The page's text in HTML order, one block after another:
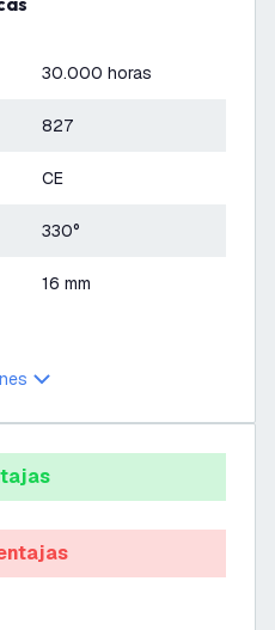
30.000 horas
827
CE
330°
16 mm